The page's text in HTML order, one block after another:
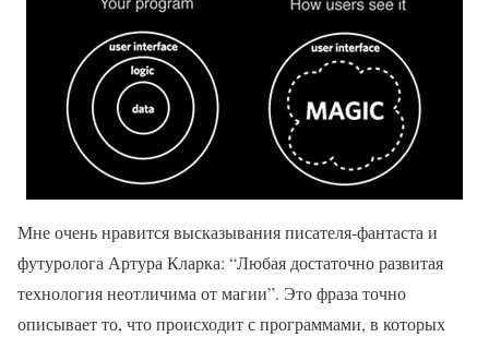
Мне очень нравится высказывания писателя-фантаста и
футуролога Артура Кларка: “Любая достаточно развитая
технология неотличима от магии”. Это фраза точно
описывает то, что происходит с программами, в которых